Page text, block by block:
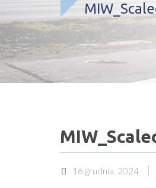
16 grudnia, 2024